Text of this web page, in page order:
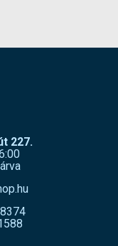
227.